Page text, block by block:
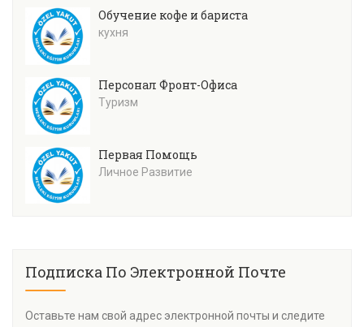
Обучение кофе и бариста
кухня
Персонал Фронт-Офиса
Туризм
Первая Помощь
Личное Развитие
Подписка По Электронной Почте
Оставьте нам свой адрес электронной почты и следите